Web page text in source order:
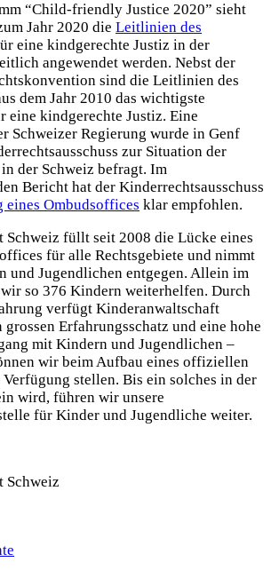
“Child-friendly Justice 2020” sieht
Jahr 2020 die Leitlinien des
eine kindgerechte Justiz in der
angewendet werden. Nebst der
sind die Leitlinien des
dem Jahr 2010 das wichtigste
eine kindgerechte Justiz. Eine
Schweizer Regierung wurde in Genf
zur Situation der
der Schweiz befragt. Im
Bericht hat der Kinderrechtsausschuss
eines Ombudsoffices klar empfohlen.
Schweiz füllt seit 2008 die Lücke eines
für alle Rechtsgebiete und nimmt
und Jugendlichen entgegen. Allein im
so 376 Kindern weiterhelfen. Durch
verfügt Kinderanwaltschaft
grossen Erfahrungsschatz und eine hohe
mit Kindern und Jugendlichen –
wir beim Aufbau eines offiziellen
stellen. Bis ein solches in der
wird, führen wir unsere
für Kinder und Jugendliche weiter.
Schweiz